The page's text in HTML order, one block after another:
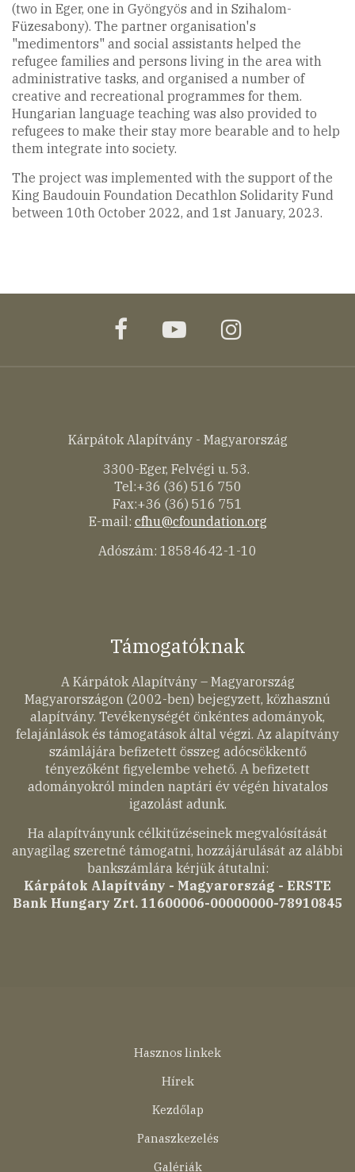
(two in Eger, one in Gyöngyös and in Szihalom-
Füzesabony). The partner organisation's
"medimentors" and social assistants helped the
refugee families and persons living in the area with
administrative tasks, and organised a number of
creative and recreational programmes for them.
Hungarian language teaching was also provided to
refugees to make their stay more bearable and to help
them integrate into society.
The project was implemented with the support of the
King Baudouin Foundation Decathlon Solidarity Fund
between 10th October 2022, and 1st January, 2023.
facebookyoutubeinstagram
Kárpátok Alapítvány - Magyarország
3300-Eger, Felvégi u. 53.
Tel:+36 (36) 516 750
Fax:+36 (36) 516 751
E-mail: cfhu@cfoundation.org
Adószám: 18584642-1-10
Támogatóknak
A Kárpátok Alapítvány – Magyarország
Magyarországon (2002-ben) bejegyzett, közhasznú
alapítvány. Tevékenységét önkéntes adományok,
felajánlások és támogatások által végzi. Az alapítvány
számlájára befizetett összeg adócsökkentő
tényezőként figyelembe vehető. A befizetett
adományokról minden naptári év végén hivatalos
igazolást adunk.
Ha alapítványunk célkitűzéseinek megvalósítását
anyagilag szeretné támogatni, hozzájárulását az alábbi
bankszámlára kérjük átutalni:
Kárpátok Alapítvány - Magyarország - ERSTE
Bank Hungary Zrt. 11600006-00000000-78910845
Hasznos linkek
Hírek
Kezdőlap
Panaszkezelés
Galériák